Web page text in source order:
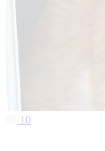
10